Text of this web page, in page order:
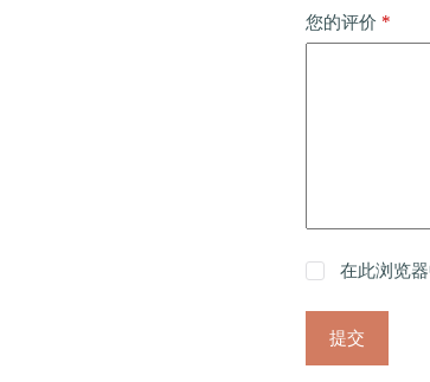
您的评价 *
在此浏览
提交